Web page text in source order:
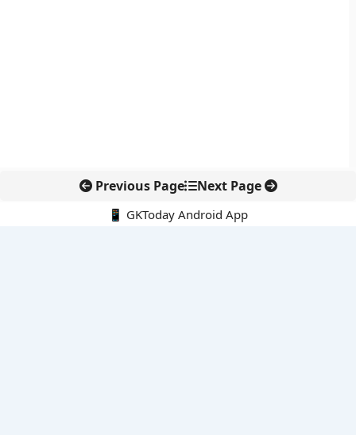
Previous Page Next Page
📱 GKToday Android App